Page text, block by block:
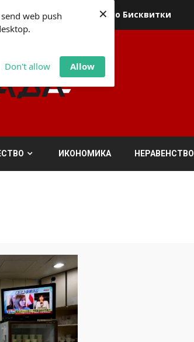
web push
Don't allow Allow
×
Политика относно Бисквитки
ИКОНОМИКА НЕРАВЕНСТВО